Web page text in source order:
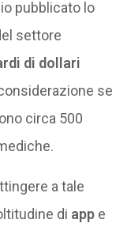
pubblicato lo
settore
di dollari
se
circa 500
a tale
di appe